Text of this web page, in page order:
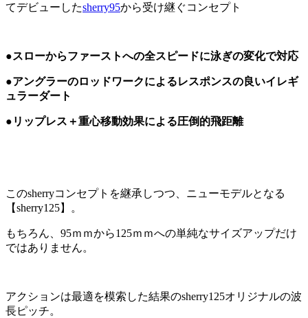
てデビューしたsherry95から受け継ぐコンセプト
●スローからファーストへの全スピードに泳ぎの変化で対応
●アングラーのロッドワークによるレスポンスの良いイレギ
ュラーダート
●リップレス＋重心移動効果による圧倒的飛距離
このsherryコンセプトを継承しつつ、ニューモデルとなる
【sherry125】。
もちろん、95ｍｍから125ｍｍへの単純なサイズアップだけ
ではありません。
アクションは最適を模索した結果のsherry125オリジナルの波
長ピッチ。